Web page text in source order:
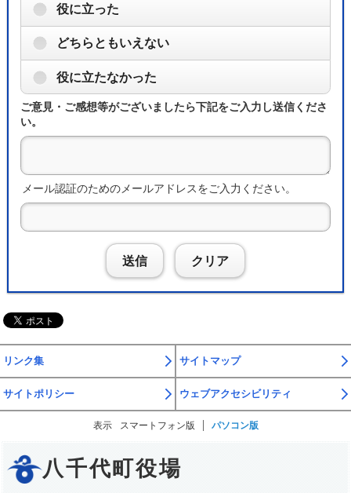
役に立った
どちらともいえない
役に立たなかった
ご意見・ご感想等がございましたら下記をご入力し送信くださ
い。
メール認証のためのメールアドレスをご入力ください。
送信 クリア
リンク集 サイトマップ
サイトポリシー ウェブアクセシビリティ
表示 スマートフォン版 パソコン版
八千代町役場